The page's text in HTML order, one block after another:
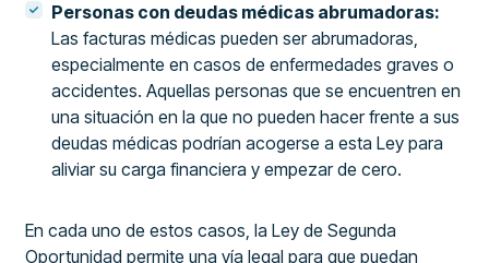
Personas con deudas médicas abrumadoras:
Las facturas médicas pueden ser abrumadoras,
especialmente en casos de enfermedades graves o
accidentes. Aquellas personas que se encuentren en
una situación en la que no pueden hacer frente a sus
deudas médicas podrían acogerse a esta Ley para
aliviar su carga financiera y empezar de cero.
En cada uno de estos casos, la Ley de Segunda
Oportunidad permite una vía legal para que puedan